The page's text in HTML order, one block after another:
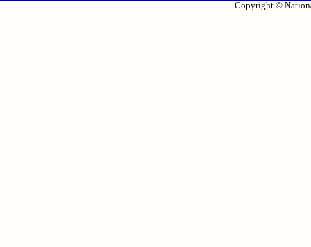
Copyright ©